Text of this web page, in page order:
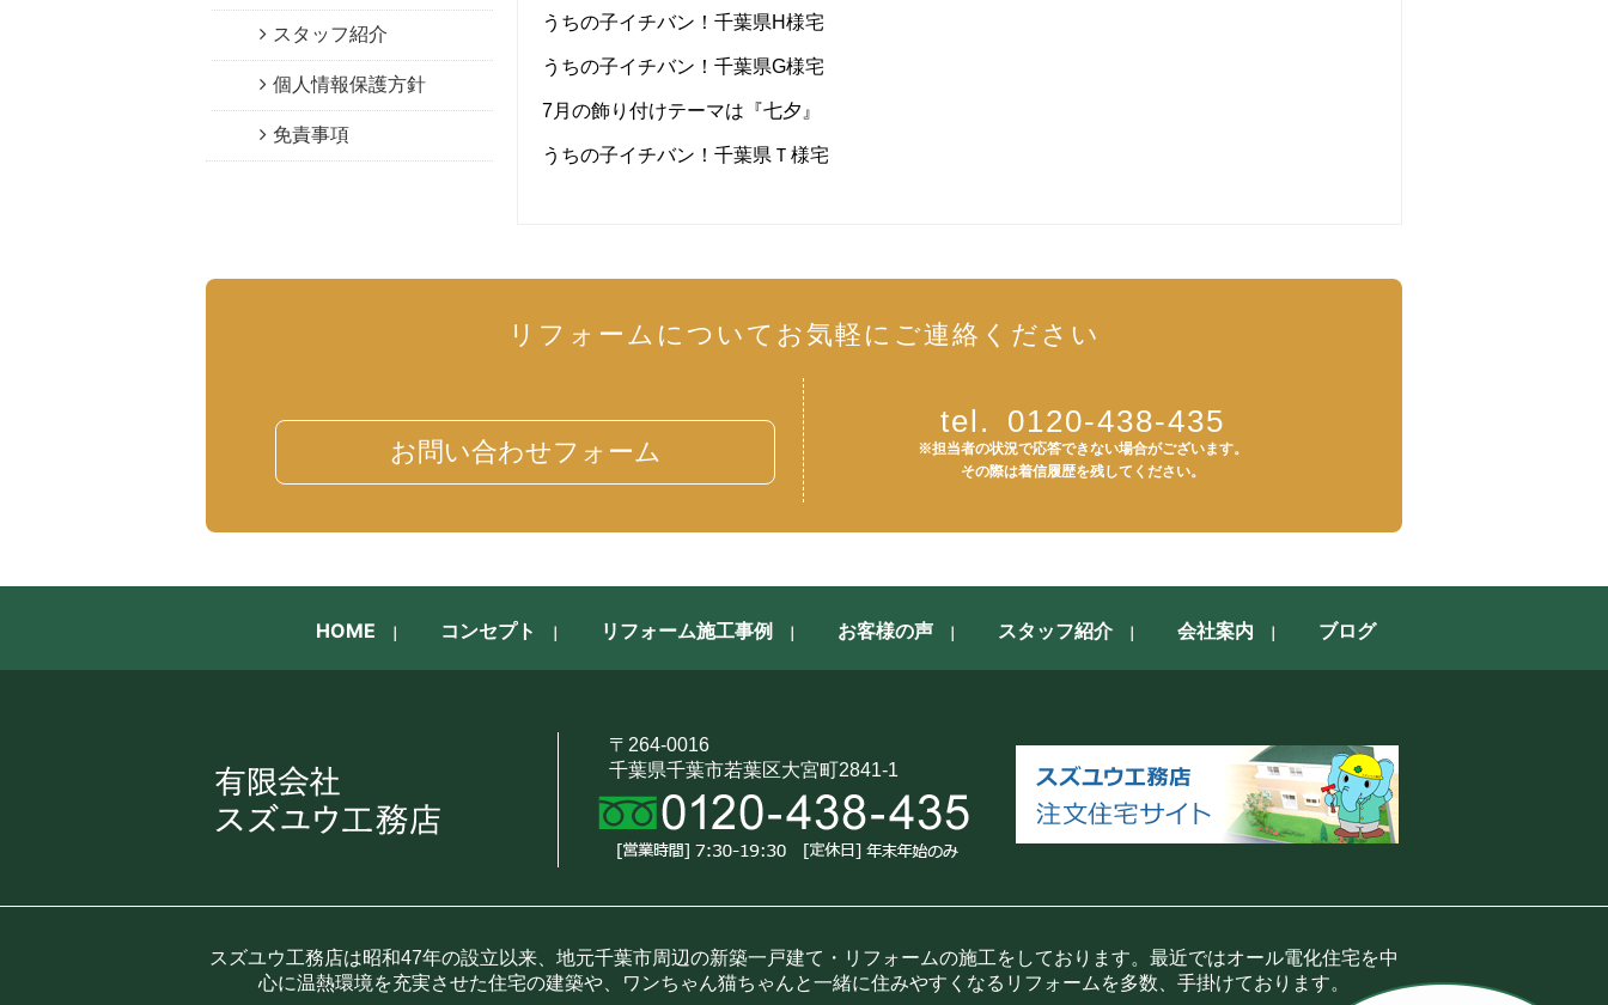
うちの子イチバン！千葉県H様宅
うちの子イチバン！千葉県G様宅
7月の飾り付けテーマは『七夕』
うちの子イチバン！千葉県Ｔ様宅
スタッフ紹介
個人情報保護方針
免責事項
リフォームについて お気軽にご連絡ください
お問い合わせフォーム
tel. 0120-438-435
※担当者の状況で応答できない場合がございます。
その際は着信履歴を残してください。
HOME コンセプト リフォーム施工事例 お客様の声 スタッフ紹介 会社案内 ブログ
〒264-0016
千葉県千葉市若葉区大宮町2841-1
スズユウ工務店は昭和47年の設立以来、地元千葉市周辺の新築一戸建て・リフォームの施工をしております。最近ではオール電化住宅を中
心に温熱環境を充実させた住宅の建築や、ワンちゃん猫ちゃんと一緒に住みやすくなるリフォームを多数、手掛けております。